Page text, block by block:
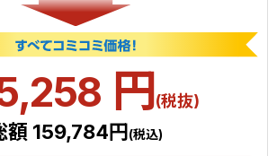
円(税抜)
額 159,784円 (税込)